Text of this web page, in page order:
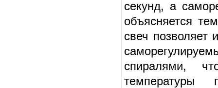
секунд, а
объясняется
свеч позволяет
спиралями,